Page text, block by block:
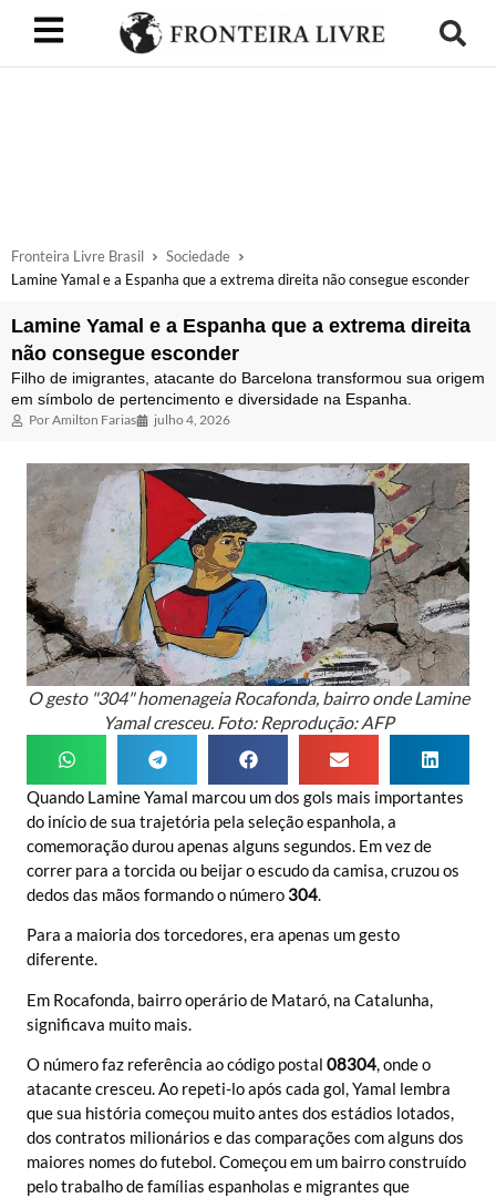
Fronteira Livre Brasil
Sociedade
Lamine Yamal e a Espanha que a extrema direita não consegue esconder
Lamine Yamal e a Espanha que a extrema direita
não consegue esconder
Filho de imigrantes, atacante do Barcelona transformou sua origem
em símbolo de pertencimento e diversidade na Espanha.
PorAmilton Farias julho 4, 2026
O gesto "304" homenageia Rocafonda, bairro onde Lamine
Yamal cresceu. Foto: Reprodução: AFP
Quando Lamine Yamal marcou um dos gols mais importantes
do início de sua trajetória pela seleção espanhola, a
comemoração durou apenas alguns segundos. Em vez de
correr para a torcida ou beijar o escudo da camisa, cruzou os
dedos das mãos formando o número 304.
Para a maioria dos torcedores, era apenas um gesto
diferente.
Em Rocafonda, bairro operário de Mataró, na Catalunha,
significava muito mais.
O número faz referência ao código postal 08304, onde o
atacante cresceu. Ao repeti-lo após cada gol, Yamal lembra
que sua história começou muito antes dos estádios lotados,
dos contratos milionários e das comparações com alguns dos
maiores nomes do futebol. Começou em um bairro construído
pelo trabalho de famílias espanholas e migrantes que